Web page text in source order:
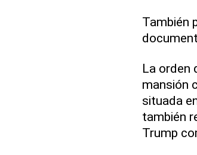
También
La orden
mansión
situada
también
Trump